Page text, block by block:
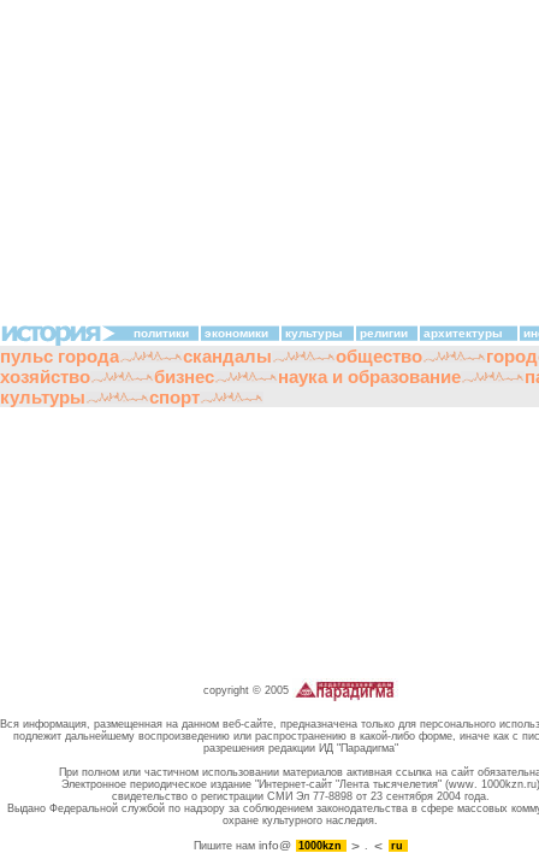
политики экономики культуры религии архитектуры
пульс города скандалы общество
хозяйство
бизнес наука и образование
культуры
спорт
copyright © 2005
Вся информация, размещенная на данном веб-сайте, предназначена только для персонального
подлежит дальнейшему воспроизведению или распространению в какой-либо форме, иначе как с
разрешения редакции ИД "Парадигма"
При полном или частичном использовании материалов активная ссылка на сайт
Электронное периодическое издание "Интернет-сайт "Лента тысячелетия" (www. 1000kzn.ru)
свидетельство о регистрации СМИ Эл 77-8898 от 23 сентября 2004 года.
Выдано Федеральной службой по надзору за соблюдением законодательства в сфере массовых
охране культурного наследия.
Пишите намinfo@ 1000kzn . ru